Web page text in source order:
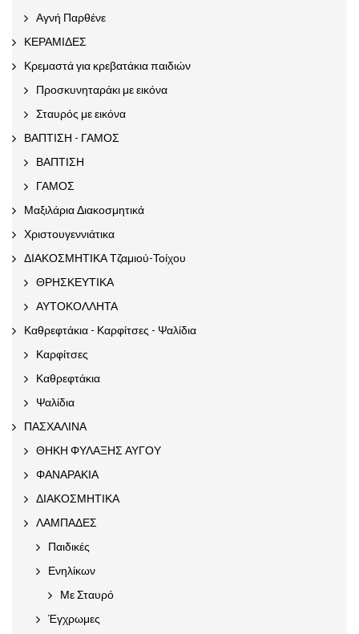
Αγνή Παρθένε
ΚΕΡΑΜΙΔΕΣ
Κρεμαστά για κρεβατάκια παιδιών
Προσκυνηταράκι με εικόνα
Σταυρός με εικόνα
ΒΑΠΤΙΣΗ - ΓΑΜΟΣ
ΒΑΠΤΙΣΗ
ΓΑΜΟΣ
Μαξιλάρια Διακοσμητικά
Χριστουγεννιάτικα
ΔΙΑΚΟΣΜΗΤΙΚΑ Τζαμιού-Τοίχου
ΘΡΗΣΚΕΥΤΙΚΑ
ΑΥΤΟΚΟΛΛΗΤΑ
Καθρεφτάκια - Καρφίτσες - Ψαλίδια
Καρφίτσες
Καθρεφτάκια
Ψαλίδια
ΠΑΣΧΑΛΙΝΑ
ΘΗΚΗ ΦΥΛΑΞΗΣ ΑΥΓΟΥ
ΦΑΝΑΡΑΚΙΑ
ΔΙΑΚΟΣΜΗΤΙΚΑ
ΛΑΜΠΑΔΕΣ
Παιδικές
Ενηλίκων
Με Σταυρό
Έγχρωμες